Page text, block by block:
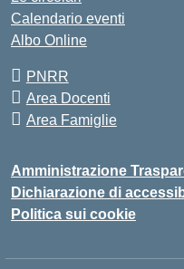
Calendario eventi
Albo Online
PNRR
Area Docenti
Area Famiglie
Amministrazione
Dichiarazione di
Politica sui cookie